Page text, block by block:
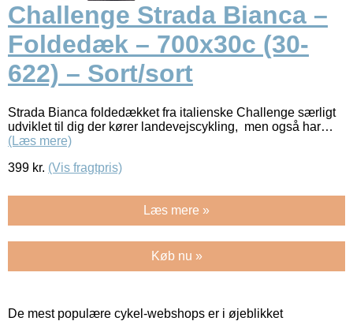
Challenge Strada Bianca –
Foldedæk – 700x30c (30-
622) – Sort/sort
Strada Bianca foldedækket fra italienske Challenge særligt
udviklet til dig der kører landevejscykling, men også har…
(Læs mere)
399 kr. (Vis fragtpris)
Læs mere »
Køb nu »
De mest populære cykel-webshops er i øjeblikket